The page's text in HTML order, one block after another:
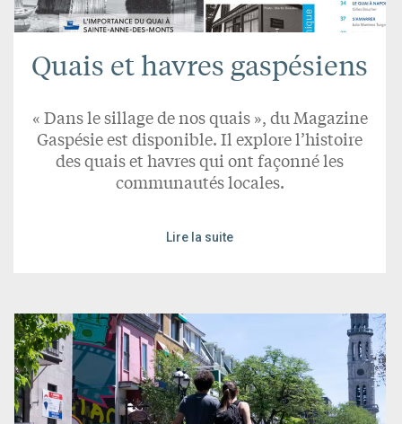
Quais et havres gaspésiens
« Dans le sillage de nos quais », du Magazine
Gaspésie est disponible. Il explore l’histoire
des quais et havres qui ont façonné les
communautés locales.
Lire la suite